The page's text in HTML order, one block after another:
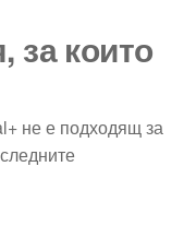
за които
не е подходящ за